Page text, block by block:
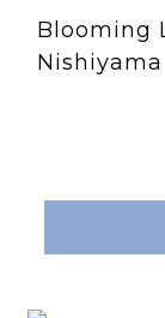
Blooming
Nishiyama